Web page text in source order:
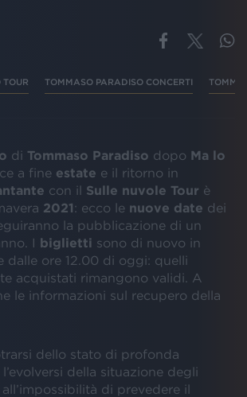
TOUR TOMMASO PARADISO CONCERTI
di Tommaso Paradiso dopo Ma lo
a fine estate e il ritorno in
con il Sulle nuvole Tour è
2021: ecco le nuove date dei
la pubblicazione di un
I biglietti sono di nuovo in
dalle ore 12.00 di oggi: quelli
acquistati rimangono validi. A
le informazioni sul recupero della
dello stato di profonda
della situazione degli
di prevedere il